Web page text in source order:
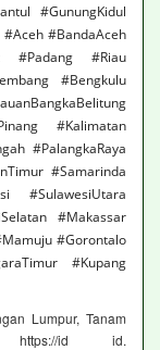
#GunungKidul
#BandaAceh
#Padang #Riau
#Bengkulu
#Kalimatan
#PalangkaRaya
#Samarinda
#SulawesiUtara
#Makassar
#Gorontalo
#Kupang
Lumpur, Tanam
id id.